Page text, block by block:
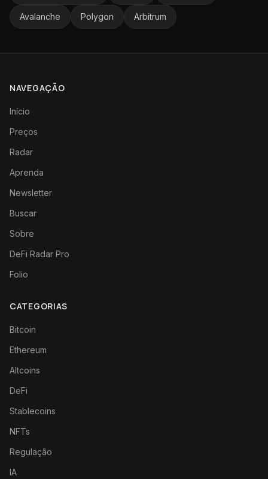
Avalanche Polygon Arbitrum
NAVEGAÇÃO
Início
Preços
Radar
Aprenda
Newsletter
Buscar
Sobre
DeFi Radar Pro
Folio
CATEGORIAS
Bitcoin
Ethereum
Altcoins
DeFi
Stablecoins
NFTs
Regulação
IA